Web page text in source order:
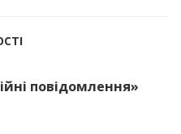
повідомлення»